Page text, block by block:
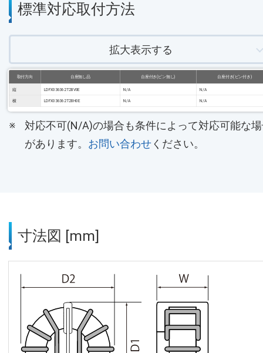
標準対応取付方法
拡大表示する
取付方向 台座無し品 台座付き(ピン無し) 台座付き(ピン付き)
縦 LDFX036362T28V0E N/A N/A
横 LDFX036362T28H0E N/A N/A
対応不可(N/A)の場合も条件によって対応可能な
があります。 お問い合わせください。
寸法図 [mm]